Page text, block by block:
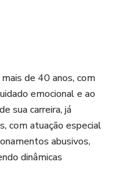
de 40 anos, com
emocional e ao
sua carreira, já
com atuação especial
abusivos,
dinâmicas